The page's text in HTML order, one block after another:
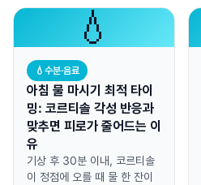
💧
💧 수분·음료
아침 물 마시기 최적 타이
밍: 코르티솔 각성 반응과
맞추면 피로가 줄어드는 이
유
기상 후 30분 이내, 코르티솔
이 정점에 오를 때 물 한 잔이